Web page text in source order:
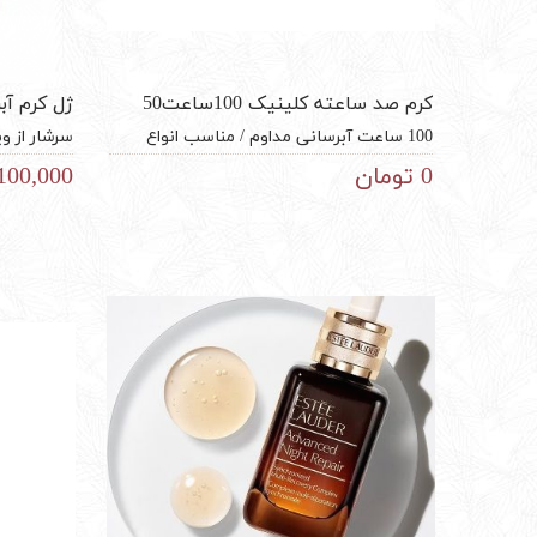
کرم صد ساعته کلینیک 100ساعت50
میل100 ساعت آبرسانی مداوم / مناسب انواع
پوست / مناسب صورت، بدن و مو / بافت ژل
کرم و سبک / فاقد چربی
0 تومان
ژل کرم
سرشار
روی
پوست /
1,100,000